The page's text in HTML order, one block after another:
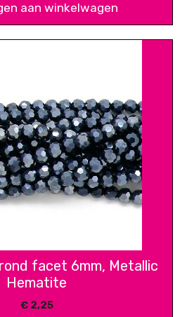
aan winkelwagen
facet 6mm, Metallic
Hematite
€2,25